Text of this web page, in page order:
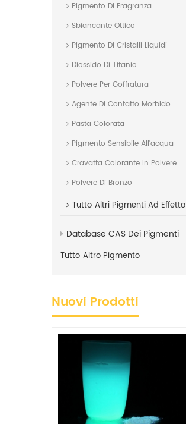
Pigmento Di Fragranza
Sbiancante Ottico
Pigmento Di Cristalli Liquidi
Diossido Di Titanio
Polvere Per Goffratura
Agente Di Contatto Morbido
Pasta Colorata
Pigmento Sensibile All'acqua
Cravatta Colorante In Polvere
Polvere Di Bronzo
Tutto Altri Pigmenti Ad Effetto
Database CAS Dei Pigmenti
Tutto Altro Pigmento
Nuovi Prodotti